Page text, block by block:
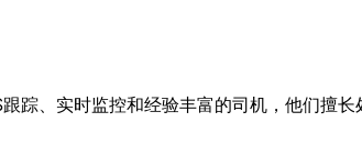
踪、实时监控和经验丰富的司机，他们擅长